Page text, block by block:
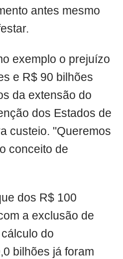
antes mesmo
exemplo o prejuízo
e R$ 90 bilhões
da extensão do
dos Estados de
custeio. "Queremos
conceito de
dos R$ 100
a exclusão de
do
bilhões já foram